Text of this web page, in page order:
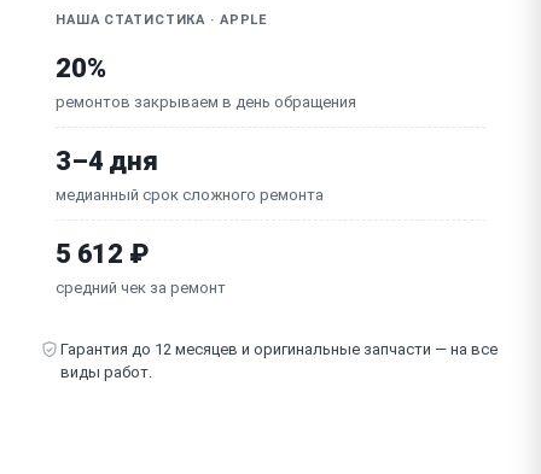
НАША СТАТИСТИКА · APPLE
20%
ремонтов закрываем в день обращения
3–4 дня
медианный срок сложного ремонта
5 612 ₽
средний чек за ремонт
Гарантия до 12 месяцев и оригинальные запчасти — на все
виды работ.